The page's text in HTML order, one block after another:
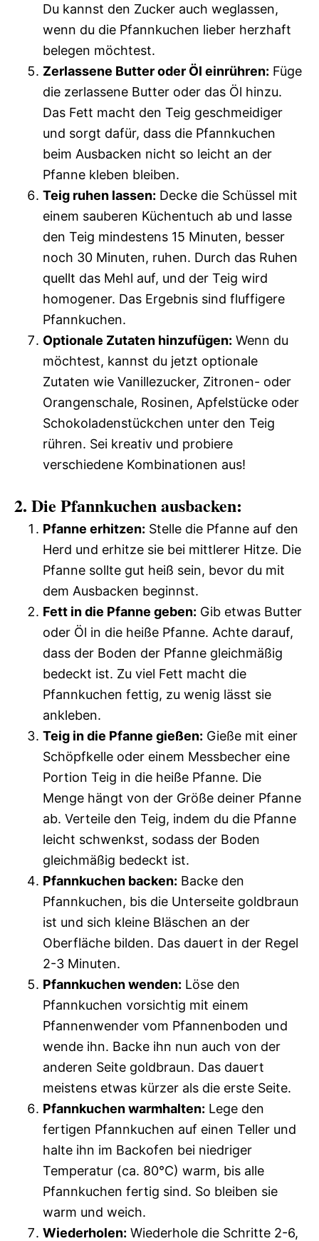
Du kannst den Zucker auch weglassen,
wenn du die Pfannkuchen lieber herzhaft
belegen möchtest.
Zerlassene Butter oder Öl einrühren: Füge
die zerlassene Butter oder das Öl hinzu.
Das Fett macht den Teig geschmeidiger
und sorgt dafür, dass die Pfannkuchen
beim Ausbacken nicht so leicht an der
Pfanne kleben bleiben.
Teig ruhen lassen: Decke die Schüssel mit
einem sauberen Küchentuch ab und lasse
den Teig mindestens 15 Minuten, besser
noch 30 Minuten, ruhen. Durch das Ruhen
quellt das Mehl auf, und der Teig wird
homogener. Das Ergebnis sind fluffigere
Pfannkuchen.
Optionale Zutaten hinzufügen: Wenn du
möchtest, kannst du jetzt optionale
Zutaten wie Vanillezucker, Zitronen- oder
Orangenschale, Rosinen, Apfelstücke oder
Schokoladenstückchen unter den Teig
rühren. Sei kreativ und probiere
verschiedene Kombinationen aus!
2. Die Pfannkuchen ausbacken:
Pfanne erhitzen: Stelle die Pfanne auf den
Herd und erhitze sie bei mittlerer Hitze. Die
Pfanne sollte gut heiß sein, bevor du mit
dem Ausbacken beginnst.
Fett in die Pfanne geben: Gib etwas Butter
oder Öl in die heiße Pfanne. Achte darauf,
dass der Boden der Pfanne gleichmäßig
bedeckt ist. Zu viel Fett macht die
Pfannkuchen fettig, zu wenig lässt sie
ankleben.
Teig in die Pfanne gießen: Gieße mit einer
Schöpfkelle oder einem Messbecher eine
Portion Teig in die heiße Pfanne. Die
Menge hängt von der Größe deiner Pfanne
ab. Verteile den Teig, indem du die Pfanne
leicht schwenkst, sodass der Boden
gleichmäßig bedeckt ist.
Pfannkuchen backen: Backe den
Pfannkuchen, bis die Unterseite goldbraun
ist und sich kleine Bläschen an der
Oberfläche bilden. Das dauert in der Regel
2-3 Minuten.
Pfannkuchen wenden: Löse den
Pfannkuchen vorsichtig mit einem
Pfannenwender vom Pfannenboden und
wende ihn. Backe ihn nun auch von der
anderen Seite goldbraun. Das dauert
meistens etwas kürzer als die erste Seite.
Pfannkuchen warmhalten: Lege den
fertigen Pfannkuchen auf einen Teller und
halte ihn im Backofen bei niedriger
Temperatur (ca. 80°C) warm, bis alle
Pfannkuchen fertig sind. So bleiben sie
warm und weich.
Wiederholen: Wiederhole die Schritte 2-6,